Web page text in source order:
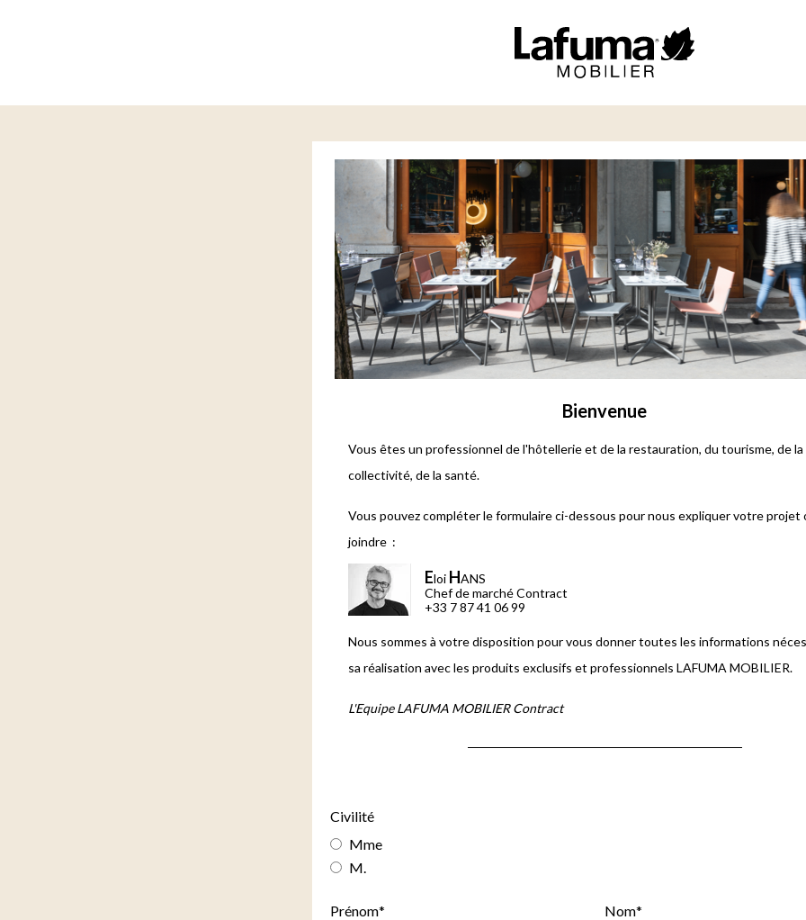
Bienvenue
Vous êtes un professionnel de l'hôtellerie et de la restauration, du tourisme, de la
collectivité, de la santé.
Vous pouvez compléter le formulaire ci-dessous pour nous expliquer votre projet
joindre :
Eloi HANS
Chef de marché Contract
+33 7 87 41 06 99
Nous sommes à votre disposition pour vous donner toutes les informations
sa réalisation avec les produits exclusifs et professionnels LAFUMA MOBILIER.
L'Equipe LAFUMA MOBILIER Contract
Civilité
Mme
M.
Prénom* Nom*